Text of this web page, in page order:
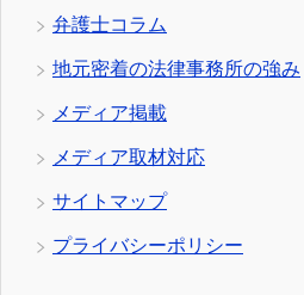
弁護士コラム
地元密着の法律事務所の強み
メディア掲載
メディア取材対応
サイトマップ
プライバシーポリシー